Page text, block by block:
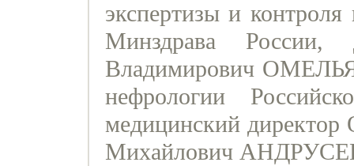
экспертизы и
Минздрава России,
Владимирович
нефрологии
медицинский
Михайлович